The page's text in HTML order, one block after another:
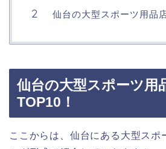
仙台の大型スポーツ用品
仙台の大型スポーツ用
TOP10！
ここからは、仙台にある大型スポ